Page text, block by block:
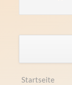
Startseite